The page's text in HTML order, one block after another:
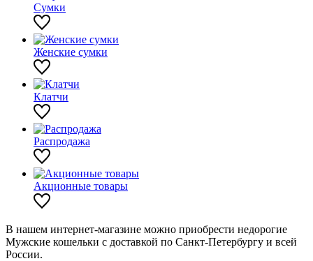
Сумки
Женские сумки
Клатчи
Распродажа
Акционные товары
В нашем интернет-магазине можно приобрести недорогие
Мужские кошельки с доставкой по Санкт-Петербургу и всей
России.